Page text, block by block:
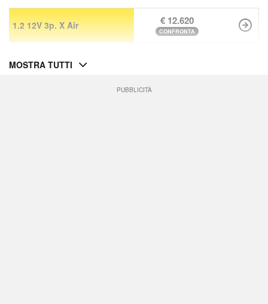
1.2 12V 3p. X Air € 12.620
CONFRONTA
MOSTRA TUTTI
PUBBLICITÀ